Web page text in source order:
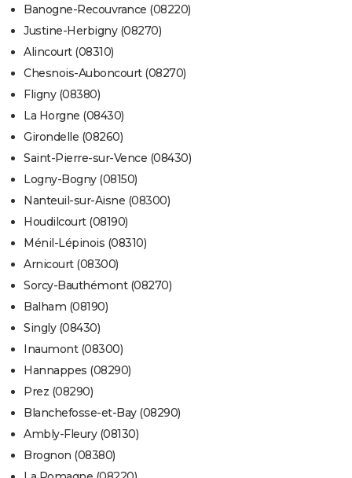
Banogne-Recouvrance (08220)
Justine-Herbigny (08270)
Alincourt (08310)
Chesnois-Auboncourt (08270)
Fligny (08380)
La Horgne (08430)
Girondelle (08260)
Saint-Pierre-sur-Vence (08430)
Logny-Bogny (08150)
Nanteuil-sur-Aisne (08300)
Houdilcourt (08190)
Ménil-Lépinois (08310)
Arnicourt (08300)
Sorcy-Bauthémont (08270)
Balham (08190)
Singly (08430)
Inaumont (08300)
Hannappes (08290)
Prez (08290)
Blanchefosse-et-Bay (08290)
Ambly-Fleury (08130)
Brognon (08380)